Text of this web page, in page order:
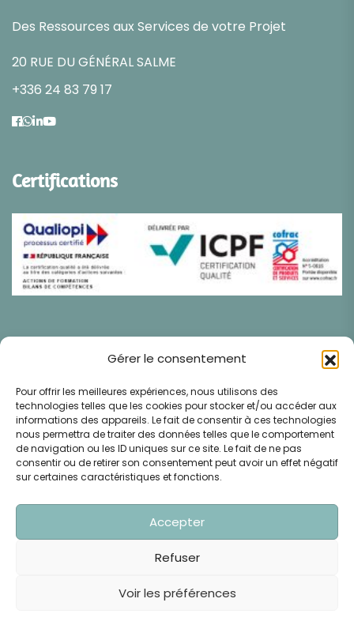
Gérer le consentement
Pour offrir les meilleures expériences, nous utilisons des
technologies telles que les cookies pour stocker et/ou accéder aux
informations des appareils. Le fait de consentir à ces technologies
nous permettra de traiter des données telles que le comportement
de navigation ou les ID uniques sur ce site. Le fait de ne pas
consentir ou de retirer son consentement peut avoir un effet négatif
sur certaines caractéristiques et fonctions.
Accepter
Refuser
Voir les préférences
Des Ressources aux Services de votre Projet
20 RUE DU GÉNÉRAL SALME
+336 24 83 79 17
Certifications
Médiation De La Consommation : CM2C Centre De
La Médiation De La Consommation De Conciliateurs
De Justice 49 Rue De Ponthieu, 75008 Paris
Www.cm2c.net
Copyright © 2025 Vastes Ressources - Tous Droits
Réservés
Politique de Confidentialités
Conditions Générales de Ventes